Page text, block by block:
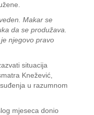
Makar se
da se produžava.
njegovo pravo
situacija
Knežević,
u razumnom
mjeseca donio